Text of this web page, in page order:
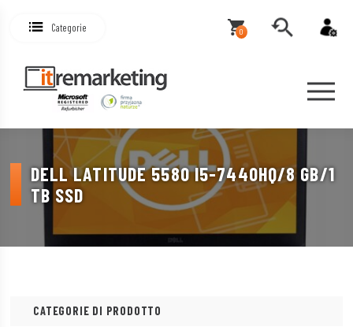
Categorie 0
DELL LATITUDE 5580 I5-7440HQ/8 GB/1
TB SSD
CATEGORIE DI PRODOTTO